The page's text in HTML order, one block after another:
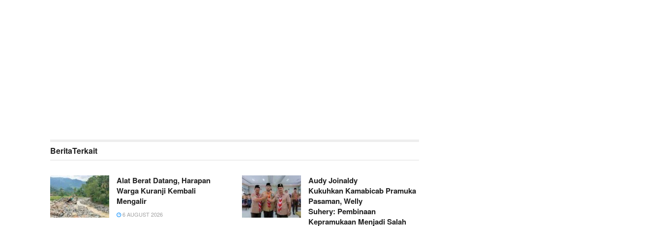
BeritaTerkait
Alat Berat Datang, Harapan
Warga Kuranji Kembali
Mengalir
6 AUGUST 2026
Audy Joinaldy
Kukuhkan Kamabicab Pramuka
Pasaman, Welly
Suhery: Pembinaan
Kepramukaan Menjadi Salah